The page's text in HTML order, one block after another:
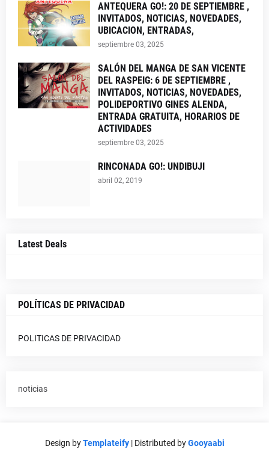
ANTEQUERA GO!: 20 DE SEPTIEMBRE ,
INVITADOS, NOTICIAS, NOVEDADES,
UBICACION, ENTRADAS,
septiembre 03, 2025
SALÓN DEL MANGA DE SAN VICENTE
DEL RASPEIG: 6 DE SEPTIEMBRE ,
INVITADOS, NOTICIAS, NOVEDADES,
POLIDEPORTIVO GINES ALENDA,
ENTRADA GRATUITA, HORARIOS DE
ACTIVIDADES
septiembre 03, 2025
RINCONADA GO!: UNDIBUJI
abril 02, 2019
Latest Deals
POLÍTICAS DE PRIVACIDAD
POLITICAS DE PRIVACIDAD
noticias
Design byTemplateify| Distributed byGooyaabi